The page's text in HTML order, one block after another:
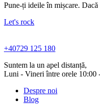
Pune-ți ideile în mișcare.
Let's rock
+40729 125 180
Suntem la un apel distanță,
Luni - Vineri între orele 10:00
Despre noi
Blog